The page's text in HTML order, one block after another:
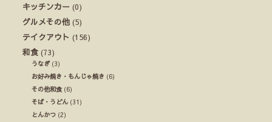
キッチンカー (0)
グルメその他 (5)
テイクアウト (156)
和食 (73)
うなぎ(3)
お好み焼き・もんじゃ焼き (6)
その他和食(6)
そば・うどん (31)
とんかつ (2)